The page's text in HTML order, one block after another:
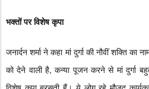
भक्तों पर विशेष कृपा
जनार्दन शर्मा ने कहा मां दुर्गा की नौवीं शक्ति का
को देने वाली है, कन्या पूजन करने से मां दुर्गा